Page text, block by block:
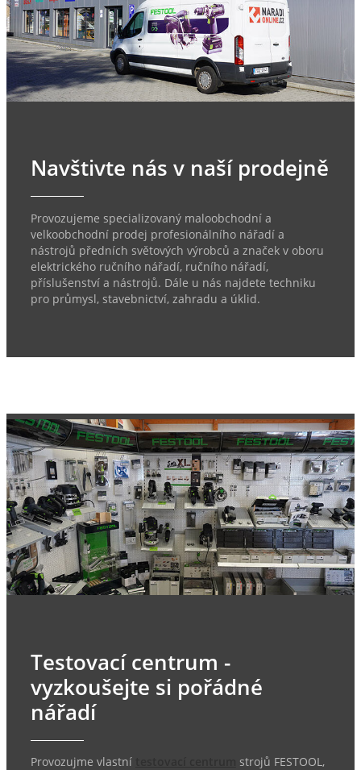
Navštivte nás v naší prodejně
Provozujeme specializovaný maloobchodní a
velkoobchodní prodej profesionálního nářadí a
nástrojů předních světových výrobců a značek v oboru
elektrického ručního nářadí, ručního nářadí,
příslušenství a nástrojů. Dále u nás najdete techniku
pro průmysl, stavebnictví, zahradu a úklid.
Testovací centrum -
vyzkoušejte si pořádné
nářadí
Provozujme vlastní
strojů FESTOOL,